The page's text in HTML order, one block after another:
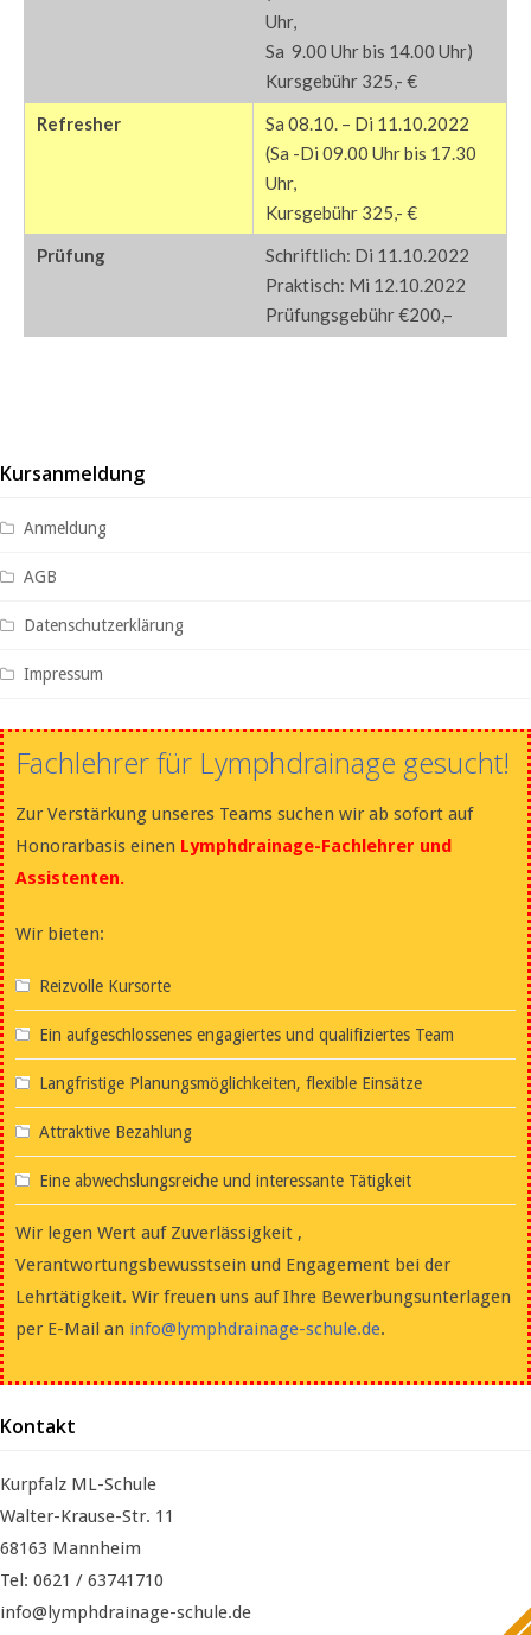
Uhr,
Sa 9.00 Uhr bis 14.00 Uhr)
Kursgebühr 325,- €
Refresher
Sa 08.10. – Di 11.10.2022
(Sa -Di 09.00 Uhr bis 17.30
Uhr,
Kursgebühr 325,- €
Prüfung
Schriftlich: Di 11.10.2022
Praktisch: Mi 12.10.2022
Prüfungsgebühr €200,–
Kursanmeldung
Anmeldung
AGB
Datenschutzerklärung
Impressum
Fachlehrer für Lymphdrainage gesucht!
Zur Verstärkung unseres Teams suchen wir ab sofort auf
Honorarbasis einen Lymphdrainage-Fachlehrer und
Assistenten.
Wir bieten:
Reizvolle Kursorte
Ein aufgeschlossenes engagiertes und qualifiziertes Team
Langfristige Planungsmöglichkeiten, flexible Einsätze
Attraktive Bezahlung
Eine abwechslungsreiche und interessante Tätigkeit
Wir legen Wert auf Zuverlässigkeit ,
Verantwortungsbewusstsein und Engagement bei der
Lehrtätigkeit. Wir freuen uns auf Ihre Bewerbungsunterlagen
per E-Mail an info@lymphdrainage-schule.de.
Kontakt
Kurpfalz ML-Schule
Walter-Krause-Str. 11
68163 Mannheim
Tel: 0621 / 63741710
info@lymphdrainage-schule.de